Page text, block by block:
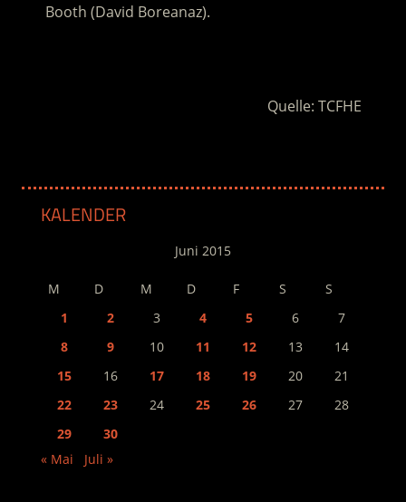
Booth (David Boreanaz).
Quelle: TCFHE
KALENDER
Juni 2015
M D M D F S
S
1
2 3 4 5 6
7
8
9 10 11 12 13
14
15
16 17 18 19 20
21
22
23 24 25 26 27
28
29
30
« Mai
Juli »